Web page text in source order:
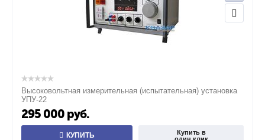
Высоковольтная измерительная (испытательная) установка
УПУ-22
295 000 руб.
КУПИТЬ
Купить в